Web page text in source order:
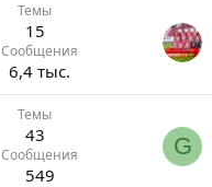
Темы
15
Сообщения
6,4 тыс.
Темы
43
Сообщения
549
G